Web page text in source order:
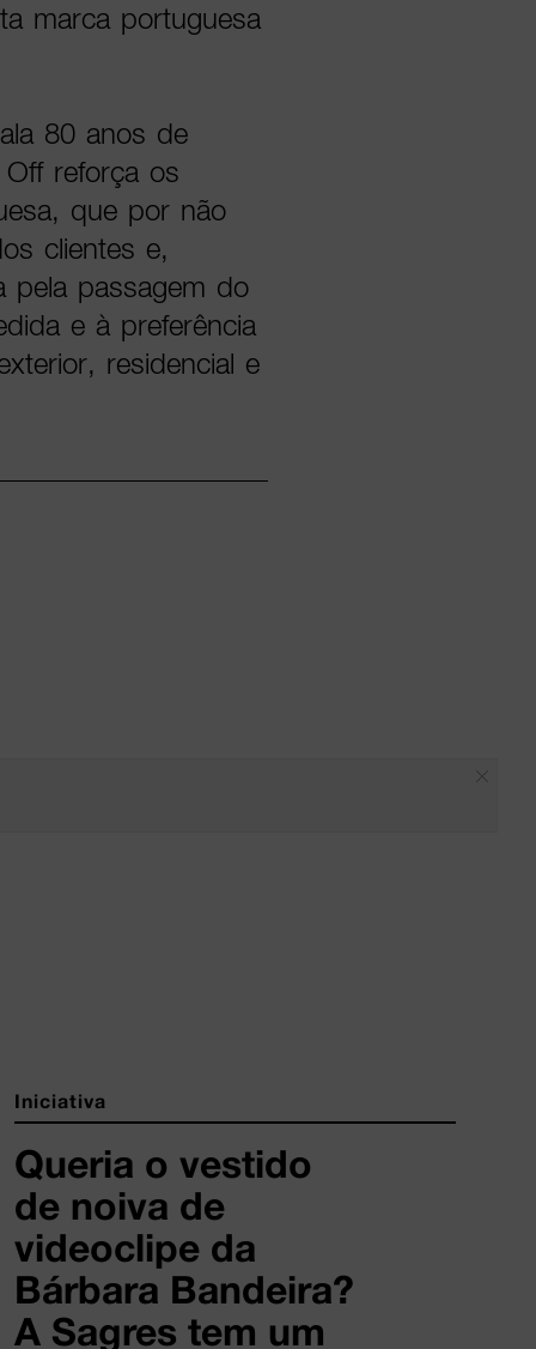
marca portuguesa
80 anos de
reforça os
que por não
clientes e,
pela passagem do
e à preferência
residencial e
Iniciativa
Queria o vestido
de noiva de
videoclipe da
Bárbara Bandeira?
A Sagres tem um